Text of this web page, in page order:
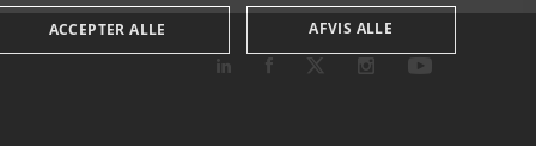
ENGLISH
ACCEPTER ALLE AFVIS ALLE